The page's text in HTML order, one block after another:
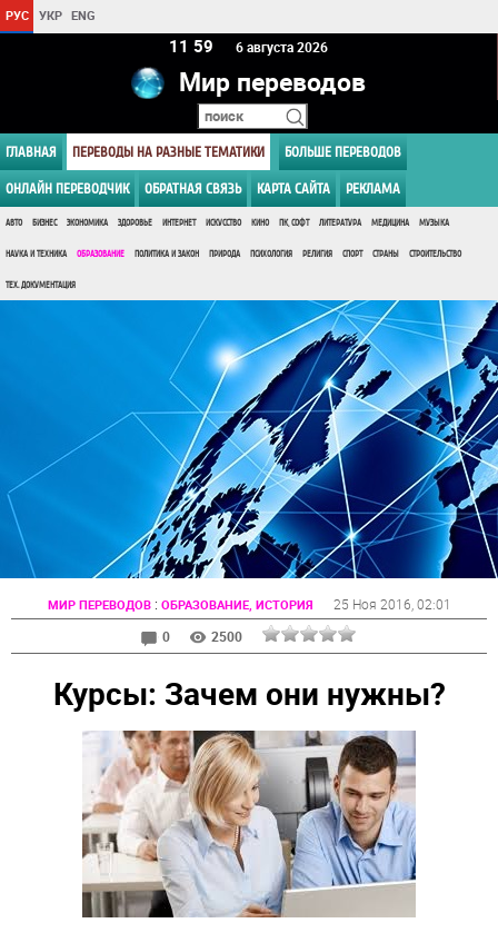
РУС УКР ENG
12:00 6 августа 2026
Мир переводов
ГЛАВНАЯ ПЕРЕВОДЫ НА РАЗНЫЕ ТЕМАТИКИ БОЛЬШЕ ПЕРЕВОДОВ
ОНЛАЙН ПЕРЕВОДЧИК ОБРАТНАЯ СВЯЗЬ КАРТА САЙТА РЕКЛАМА
АВТО БИЗНЕС ЭКОНОМИКА ЗДОРОВЬЕ ИНТЕРНЕТ ИСКУССТВО КИНО ПК, СОФТ ЛИТЕРАТУРА МЕДИЦИНА МУЗЫКА
НАУКА И ТЕХНИКА ОБРАЗОВАНИЕ ПОЛИТИКА И ЗАКОН ПРИРОДА ПСИХОЛОГИЯ РЕЛИГИЯ СПОРТ СТРАНЫ СТРОИТЕЛЬСТВО
ТЕХ. ДОКУМЕНТАЦИЯ
МИР ПЕРЕВОДОВ: ОБРАЗОВАНИЕ, ИСТОРИЯ 25 Ноя 2016 , 02:01
0
2500
Курсы: Зачем они нужны?